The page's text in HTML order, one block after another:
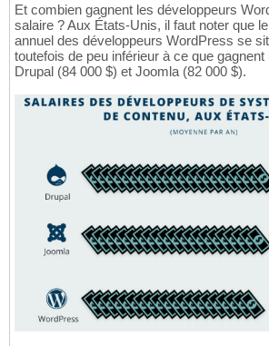
Et combien gagnent les développeurs
salaire ? Aux États-Unis, il faut noter que
annuel des développeurs WordPress se
toutefois de peu inférieur à ce que
Drupal (84 000 $) et Joomla (82 000 $).